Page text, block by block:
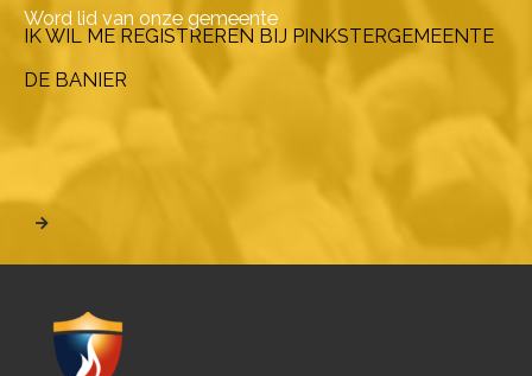
Word lid van onze gemeente
IK WIL ME REGISTREREN BIJ PINKSTERGEMEENTE
DE BANIER